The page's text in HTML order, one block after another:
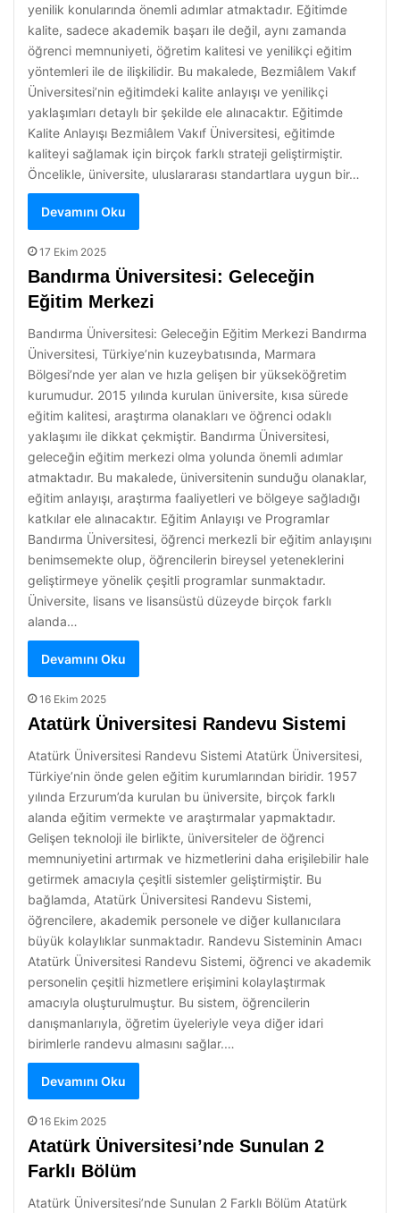
yenilik konularında önemli adımlar atmaktadır. Eğitimde
kalite, sadece akademik başarı ile değil, aynı zamanda
öğrenci memnuniyeti, öğretim kalitesi ve yenilikçi eğitim
yöntemleri ile de ilişkilidir. Bu makalede, Bezmiâlem Vakıf
Üniversitesi’nin eğitimdeki kalite anlayışı ve yenilikçi
yaklaşımları detaylı bir şekilde ele alınacaktır. Eğitimde
Kalite Anlayışı Bezmiâlem Vakıf Üniversitesi, eğitimde
kaliteyi sağlamak için birçok farklı strateji geliştirmiştir.
Öncelikle, üniversite, uluslararası standartlara uygun bir…
Devamını Oku
17 Ekim 2025
Bandırma Üniversitesi: Geleceğin
Eğitim Merkezi
Bandırma Üniversitesi: Geleceğin Eğitim Merkezi Bandırma
Üniversitesi, Türkiye’nin kuzeybatısında, Marmara
Bölgesi’nde yer alan ve hızla gelişen bir yükseköğretim
kurumudur. 2015 yılında kurulan üniversite, kısa sürede
eğitim kalitesi, araştırma olanakları ve öğrenci odaklı
yaklaşımı ile dikkat çekmiştir. Bandırma Üniversitesi,
geleceğin eğitim merkezi olma yolunda önemli adımlar
atmaktadır. Bu makalede, üniversitenin sunduğu olanaklar,
eğitim anlayışı, araştırma faaliyetleri ve bölgeye sağladığı
katkılar ele alınacaktır. Eğitim Anlayışı ve Programlar
Bandırma Üniversitesi, öğrenci merkezli bir eğitim anlayışını
benimsemekte olup, öğrencilerin bireysel yeteneklerini
geliştirmeye yönelik çeşitli programlar sunmaktadır.
Üniversite, lisans ve lisansüstü düzeyde birçok farklı
alanda…
Devamını Oku
16 Ekim 2025
Atatürk Üniversitesi Randevu Sistemi
Atatürk Üniversitesi Randevu Sistemi Atatürk Üniversitesi,
Türkiye’nin önde gelen eğitim kurumlarından biridir. 1957
yılında Erzurum’da kurulan bu üniversite, birçok farklı
alanda eğitim vermekte ve araştırmalar yapmaktadır.
Gelişen teknoloji ile birlikte, üniversiteler de öğrenci
memnuniyetini artırmak ve hizmetlerini daha erişilebilir hale
getirmek amacıyla çeşitli sistemler geliştirmiştir. Bu
bağlamda, Atatürk Üniversitesi Randevu Sistemi,
öğrencilere, akademik personele ve diğer kullanıcılara
büyük kolaylıklar sunmaktadır. Randevu Sisteminin Amacı
Atatürk Üniversitesi Randevu Sistemi, öğrenci ve akademik
personelin çeşitli hizmetlere erişimini kolaylaştırmak
amacıyla oluşturulmuştur. Bu sistem, öğrencilerin
danışmanlarıyla, öğretim üyeleriyle veya diğer idari
birimlerle randevu almasını sağlar.…
Devamını Oku
16 Ekim 2025
Atatürk Üniversitesi’nde Sunulan 2
Farklı Bölüm
Atatürk Üniversitesi’nde Sunulan 2 Farklı Bölüm Atatürk